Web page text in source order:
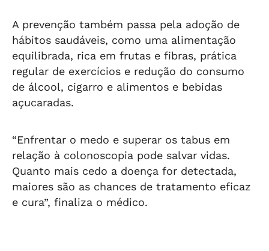
A prevenção também passa pela adoção de
hábitos saudáveis, como uma alimentação
equilibrada, rica em frutas e fibras, prática
regular de exercícios e redução do consumo
de álcool, cigarro e alimentos e bebidas
açucaradas.
“Enfrentar o medo e superar os tabus em
relação à colonoscopia pode salvar vidas.
Quanto mais cedo a doença for detectada,
maiores são as chances de tratamento eficaz
e cura”, finaliza o médico.